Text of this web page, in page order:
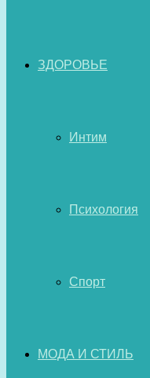
ЗДОРОВЬЕ
Интим
Психология
Спорт
МОДА И СТИЛЬ